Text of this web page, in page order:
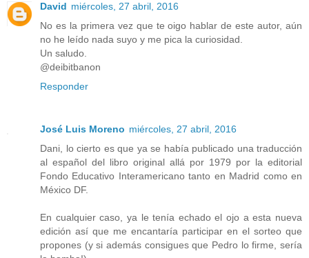
David miércoles, 27 abril, 2016
No es la primera vez que te oigo hablar de este autor, aún
no he leído nada suyo y me pica la curiosidad.
Un saludo.
@deibitbanon
Responder
José Luis Moreno miércoles, 27 abril, 2016
Dani, lo cierto es que ya se había publicado una traducción
al español del libro original allá por 1979 por la editorial
Fondo Educativo Interamericano tanto en Madrid como en
México DF.
En cualquier caso, ya le tenía echado el ojo a esta nueva
edición así que me encantaría participar en el sorteo que
propones (y si además consigues que Pedro lo firme, sería